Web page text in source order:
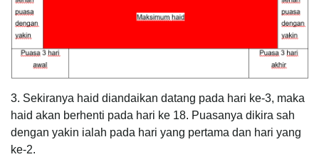
3. Sekiranya haid diandaikan datang pada hari ke-3, maka
haid akan berhenti pada hari ke 18. Puasanya dikira sah
dengan yakin ialah pada hari yang pertama dan hari yang
ke-2.